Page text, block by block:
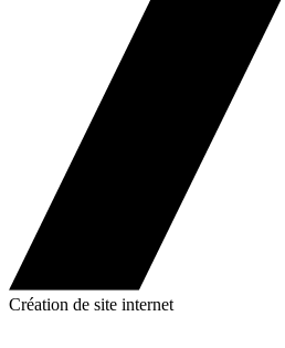
Création de site internet